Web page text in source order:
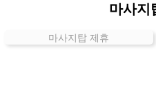
동
마사지
마사지탑 제휴